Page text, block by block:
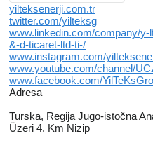
yilteksenerji.com.tr
twitter.com/yilteksg
www.linkedin.com/company/
&-d-ticaret-ltd-ti-/
www.instagram.com/
www.youtube.com/channel/
www.facebook.com/
Adresa
Turska, Regiјa Jugo-istočna
Üzeri 4. Km Nizip